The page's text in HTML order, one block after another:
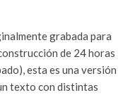
grabada para
de 24 horas
esta es una versión
texto con distintas